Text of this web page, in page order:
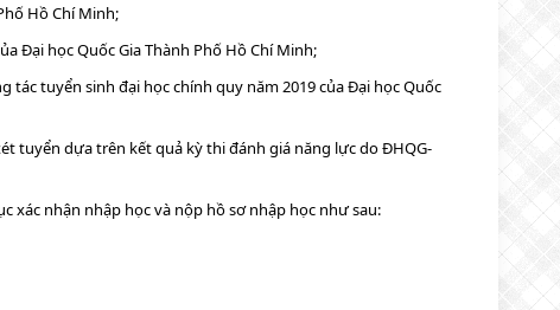
Hồ Chí Minh;
Đại học Quốc Gia Thành Phố Hồ Chí Minh;
tác tuyển sinh đại học chính quy năm 2019 của Đại học Quốc
tuyển dựa trên kết quả kỳ thi đánh giá năng lực do ĐHQG-
nhận nhập học và nộp hồ sơ nhập học như sau: